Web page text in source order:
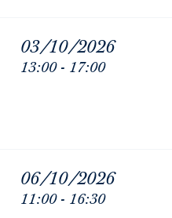
03/10/2026
13:00 - 17:00
06/10/2026
11:00 - 16:30